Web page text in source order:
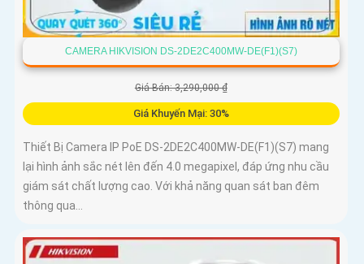
CAMERA HIKVISION DS-2DE2C400MW-DE(F1)(S7)
Giá Bán: 3,290,000 ₫
Giá Khuyến Mại: 30%
Thiết Bị Camera IP PoE DS-2DE2C400MW-DE(F1)(S7) mang
lại hình ảnh sắc nét lên đến 4.0 megapixel, đáp ứng nhu cầu
giám sát chất lượng cao. Với khả năng quan sát ban đêm
thông qua...